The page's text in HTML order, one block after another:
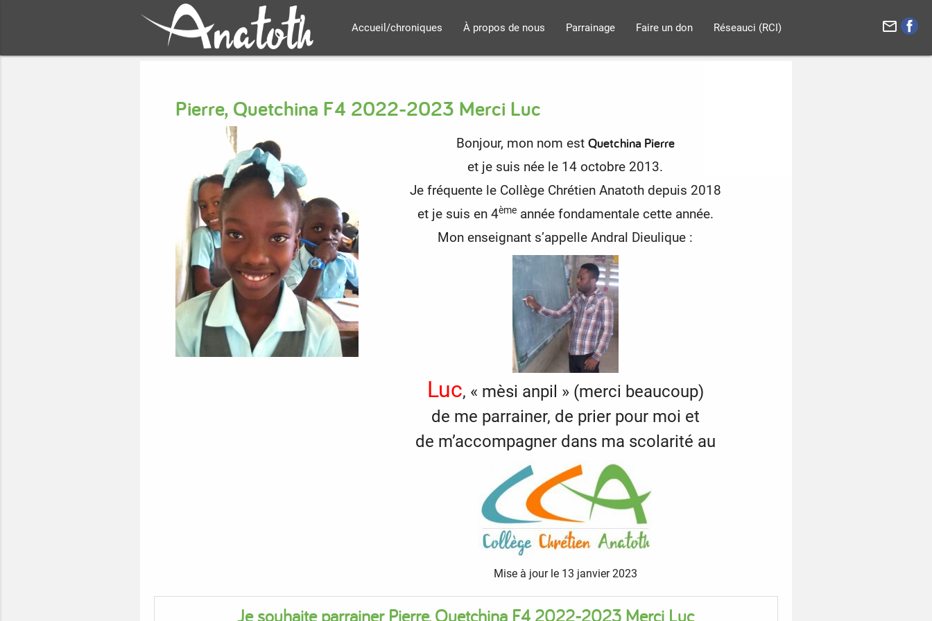
Accueil/chroniques À propos de nous Parrainage Faire un don Réseauci (RCI) mail_outline
Pierre, Quetchina F4 2022-2023 Merci Luc
Bonjour, mon nom est Quetchina Pierre
et je suis née le 14 octobre 2013.
Je fréquente le Collège Chrétien Anatoth depuis 2018
et je suis en 4èmeannée fondamentale cette année.
Mon enseignant s’appelle Andral Dieulique :
Luc, « mèsi anpil » (merci beaucoup)
de me parrainer, de prier pour moi et
de m’accompagner dans ma scolarité au
Mise à jour le 13 janvier 2023
Je souhaite parrainer Pierre, Quetchina F4 2022-2023 Merci Luc